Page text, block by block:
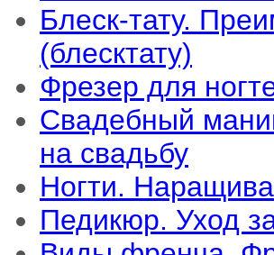
Блеск-тату.
(блесктату)
Фрезер для
Свадебный
на свадьбу
Ногти.
Педикюр. Уход